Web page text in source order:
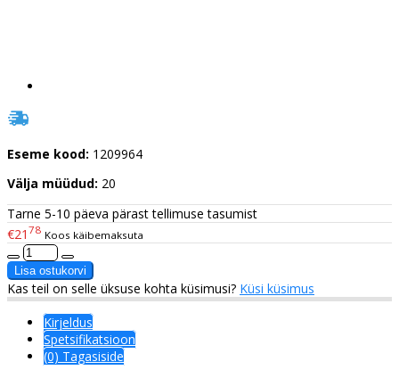
Eseme kood: 1209964
Välja müüdud: 20
Tarne 5-10 päeva pärast tellimuse tasumist
€21 78 Koos käibemaksuta
Kas teil on selle üksuse kohta küsimusi? Küsi küsimus
Kirjeldus
Spetsifikatsioon
(0) Tagasiside